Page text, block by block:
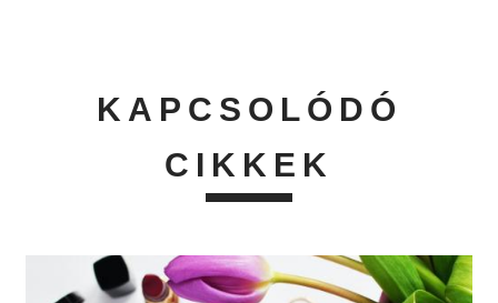
KAPCSOLÓDÓ
CIKKEK